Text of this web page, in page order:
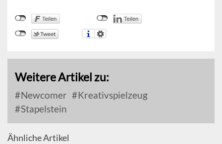
Weitere Artikel zu:
Newcomer
Kreativspielzeug
Stapelstein
Ähnliche Artikel